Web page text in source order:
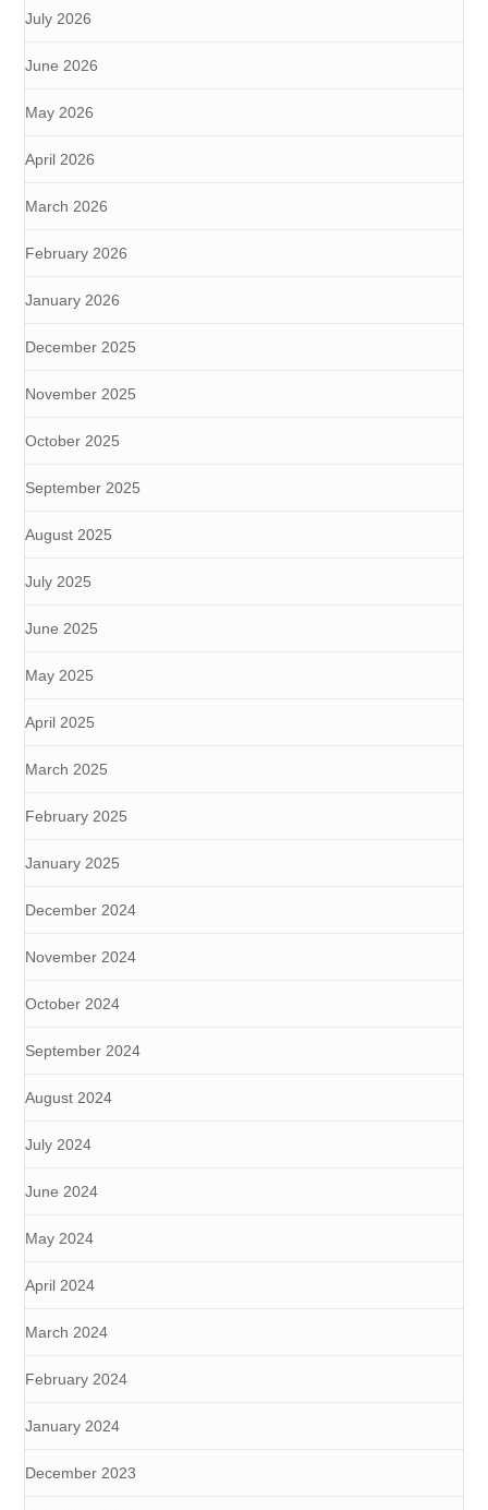
July 2026
June 2026
May 2026
April 2026
March 2026
February 2026
January 2026
December 2025
November 2025
October 2025
September 2025
August 2025
July 2025
June 2025
May 2025
April 2025
March 2025
February 2025
January 2025
December 2024
November 2024
October 2024
September 2024
August 2024
July 2024
June 2024
May 2024
April 2024
March 2024
February 2024
January 2024
December 2023